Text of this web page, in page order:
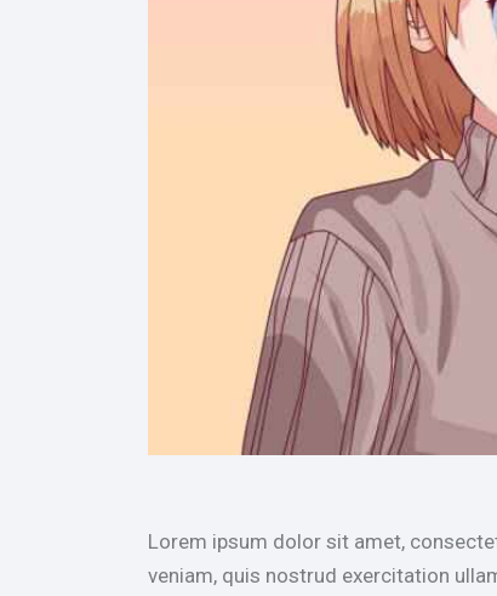
Lorem ipsum dolor sit amet,
veniam, quis nostrud exercitation